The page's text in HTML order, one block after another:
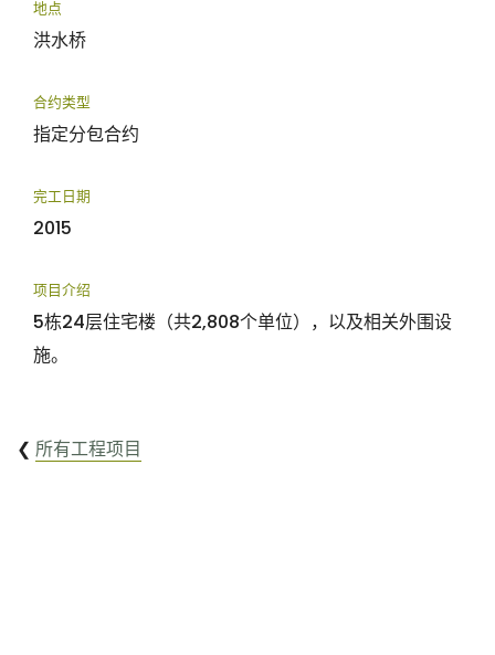
地点
洪水桥
合约类型
指定分包合约
完工日期
2015
项目介绍
5栋24层住宅楼（共2,808个单位），以及相关外围设
施。
❮ 所有工程项目